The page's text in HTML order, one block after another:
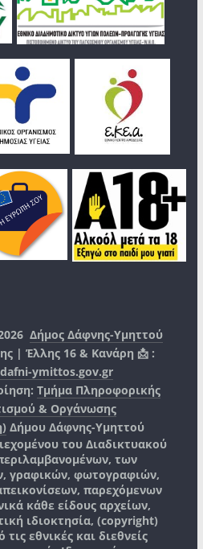
Δήμος Δάφνης-Υμηττού
| Έλλης 16 & Κανάρη 📩 :
ymittos.gov.gr
Τμήμα Πληροφορικής
& Οργάνωσης
Δήμου Δάφνης-Υμηττού
του Διαδικτυακού
των
γραφικών, φωτογραφιών,
παρεχόμενων
κάθε είδους αρχείων,
ιδιοκτησία, (copyright)
εθνικές και διεθνείς